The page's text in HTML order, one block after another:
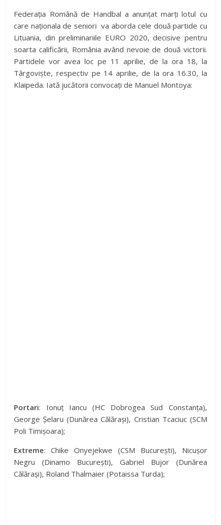
Federația Română de Handbal a anunțat marți lotul cu
care naționala de seniori va aborda cele două partide cu
Lituania, din preliminariile EURO 2020, decisive pentru
soarta calificării, România având nevoie de două victorii.
Partidele vor avea loc pe 11 aprilie, de la ora 18, la
Târgoviște, respectiv pe 14 aprilie, de la ora 16.30, la
Klaipeda. Iată jucătorii convocați de Manuel Montoya:
Portari: Ionuț Iancu (HC Dobrogea Sud Constanța),
George Șelaru (Dunărea Călărași), Cristian Tcaciuc (SCM
Poli Timișoara);
Extreme: Chike Onyejekwe (CSM București), Nicușor
Negru (Dinamo București), Gabriel Bujor (Dunărea
Călărași), Roland Thalmaier (Potaissa Turda);